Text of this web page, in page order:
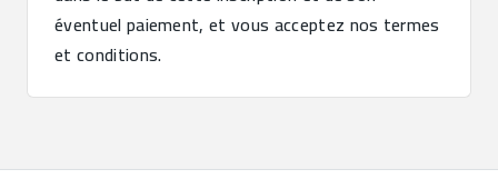
éventuel paiement, et vous acceptez nos termes
et conditions.